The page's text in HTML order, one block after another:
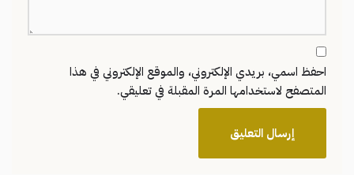
احفظ اسمي، بريدي الإلكتروني، والموقع الإلكتروني في هذا
المتصفح لاستخدامها المرة المقبلة في تعليقي.